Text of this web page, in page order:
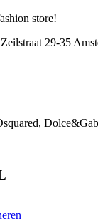
store!
29-35